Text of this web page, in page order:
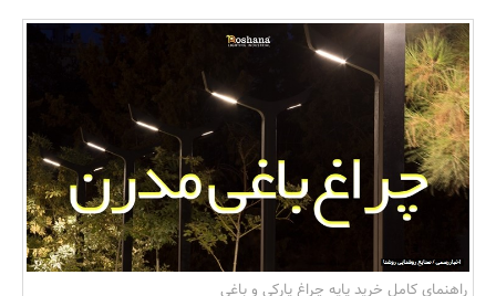
بانک، بیمه و سرمایه
راهنمای کامل خرید پایه چراغ پارکی و باغی